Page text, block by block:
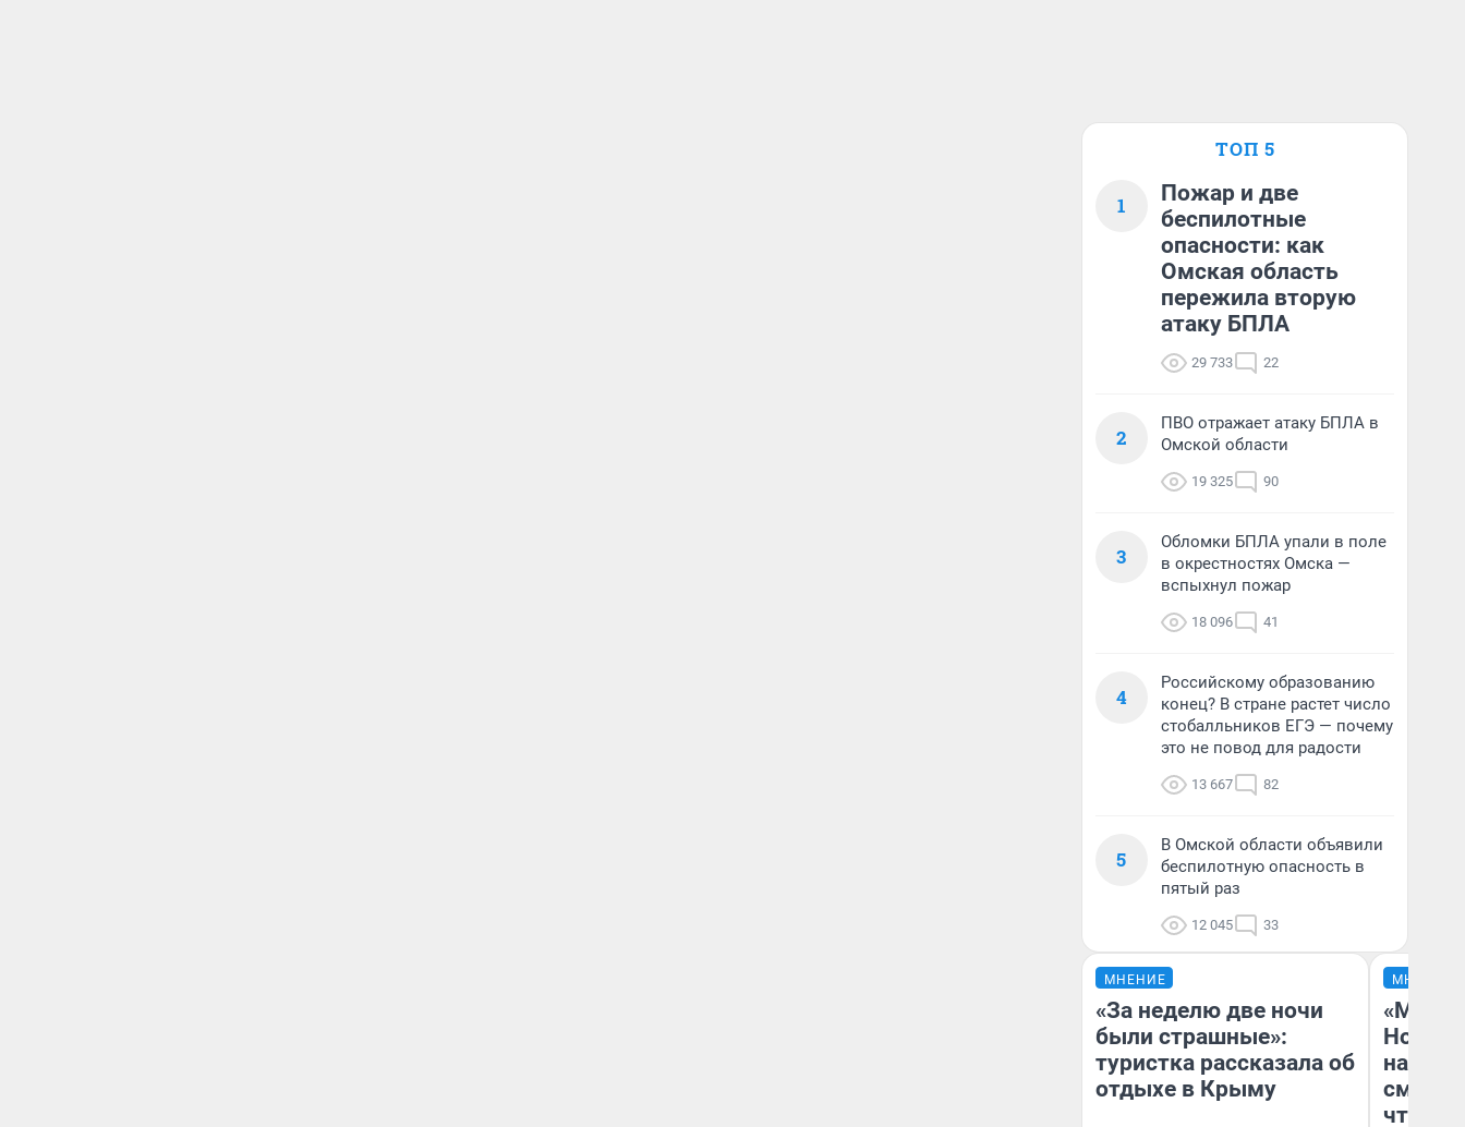
ТОП 5
1
Пожар и две
беспилотные
опасности: как
Омская область
пережила вторую
атаку БПЛА
29 733 22
2
ПВО отражает атаку БПЛА в
Омской области
19 325 90
3
Обломки БПЛА упали в поле
в окрестностях Омска —
вспыхнул пожар
18 096 41
4
Российскому образованию
конец? В стране растет число
стобалльников ЕГЭ — почему
это не повод для радости
13 667 82
5
В Омской области объявили
беспилотную опасность в
пятый раз
12 045 33
МНЕНИЕ
«За неделю две ночи
были страшные»:
туристка рассказала об
отдыхе в Крыму
МНЕНИЕ
«Мы
чтобы